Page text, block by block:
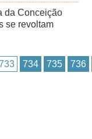
da Conceição
se revoltam
734 735 736